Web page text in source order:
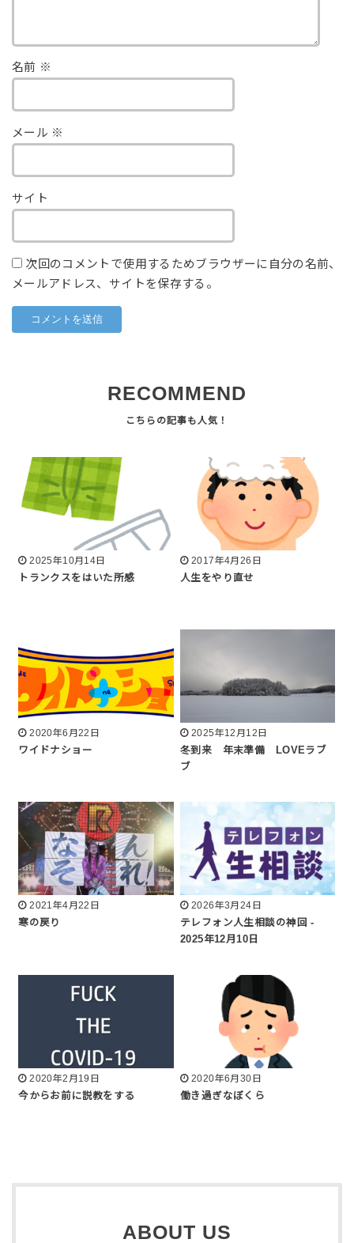
名前 ※
メール ※
サイト
次回のコメントで使用するためブラウザーに自分の名前、
メールアドレス、サイトを保存する。
RECOMMEND
2025年10月14日
トランクスをはいた所感
2017年4月26日
人生をやり直せ
2020年6月22日
ワイドナショー
2025年12月12日
冬到来 年末準備 LOVEラブ
ブ
2021年4月22日
寒の戻り
2026年3月24日
テレフォン人生相談の神回 -
2025年12月10日
2020年2月19日
今からお前に説教をする
2020年6月30日
働き過ぎなぼくら
ABOUT US